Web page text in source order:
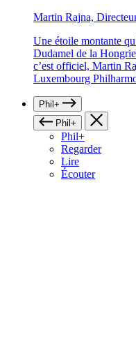
Martin Rajna,
Une étoile montante
Dudamel de la
c’est officiel, Martin
Luxembourg
Phil+
Phil+
Phil+
Regarder
Lire
Écouter